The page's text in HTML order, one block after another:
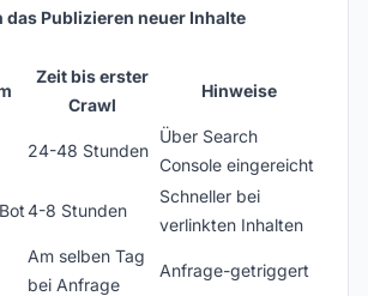
das Publizieren neuer Inhalte
Zeit bis erster
Crawl
Hinweise
24-48 Stunden
Über Search
Console eingereicht
4-8 Stunden
Schneller bei
verlinkten Inhalten
Am selben Tag
bei Anfrage
Anfrage-getriggert